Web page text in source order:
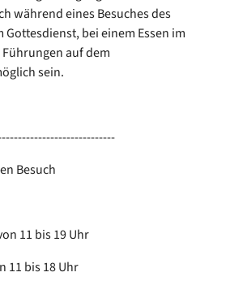
während eines Besuches des
Gottesdienst, bei einem Essen im
auf dem
sein.
Besuch
11 bis 19 Uhr
11 bis 18 Uhr